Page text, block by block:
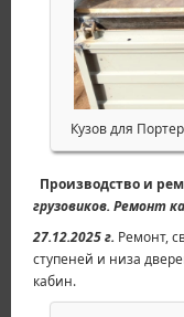
Кузов для
Производство и
грузовиков. Ремонт
27.12.2025 г. Ремонт,
ступеней и низа
кабин.